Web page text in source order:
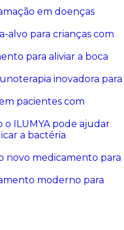
em doenças
alvo para crianças com
para aliviar a boca
inovadora para
pacientes com
o ILUMYA pode ajudar
a bactéria
novo medicamento para
moderno para